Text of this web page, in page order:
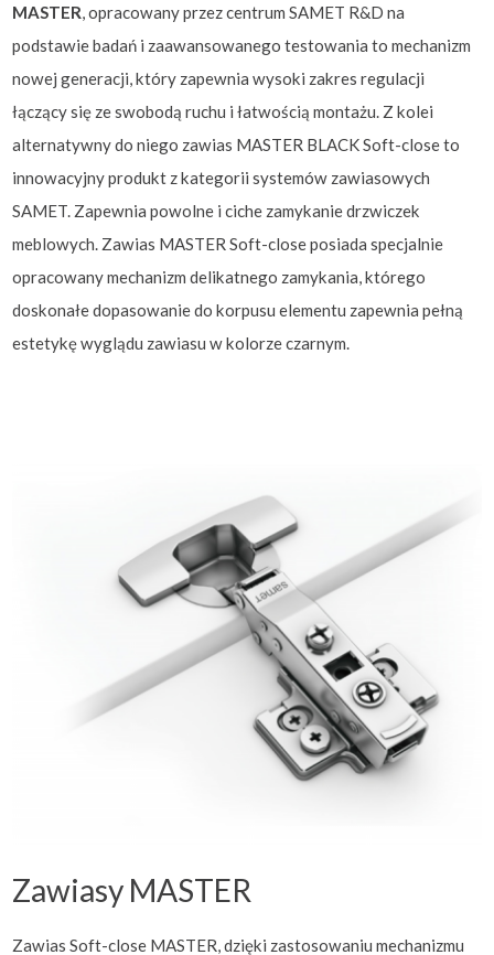
MASTER, opracowany przez centrum SAMET R&D na
podstawie badań i zaawansowanego testowania to mechanizm
nowej generacji, który zapewnia wysoki zakres regulacji
łączący się ze swobodą ruchu i łatwością montażu. Z kolei
alternatywny do niego zawias MASTER BLACK Soft-close to
innowacyjny produkt z kategorii systemów zawiasowych
SAMET. Zapewnia powolne i ciche zamykanie drzwiczek
meblowych. Zawias MASTER Soft-close posiada specjalnie
opracowany mechanizm delikatnego zamykania, którego
doskonałe dopasowanie do korpusu elementu zapewnia pełną
estetykę wyglądu zawiasu w kolorze czarnym.
Zawiasy MASTER
Zawias Soft-close MASTER, dzięki zastosowaniu mechanizmu